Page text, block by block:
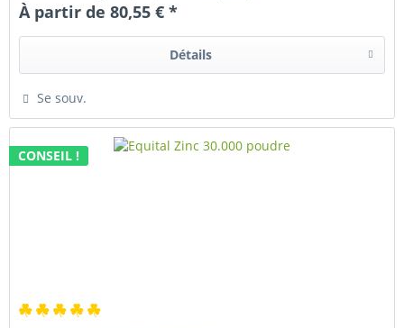
À partir de 80,55 € *
Détails
Se souv.
CONSEIL !